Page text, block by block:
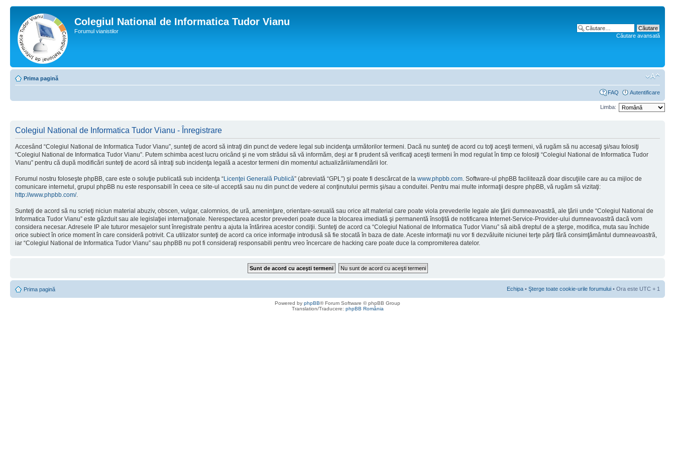
Colegiul National de Informatica Tudor Vianu
Forumul vianistilor
Căutare avansată
Prima pagină
FAQ Autentificare
Limba:
Colegiul National de Informatica Tudor Vianu - Înregistrare
Accesând “Colegiul National de Informatica Tudor Vianu”, sunteţi de acord să intraţi din punct de vedere legal sub incidenţa următorilor termeni. Dacă nu sunteţi de acord cu toţi aceşti termeni, vă rugăm să nu accesaţi şi/sau folosiţi
“Colegiul National de Informatica Tudor Vianu”. Putem schimba acest lucru oricând şi ne vom strădui să vă informăm, deşi ar fi prudent să verificaţi aceşti termeni în mod regulat în timp ce folosiţi “Colegiul National de Informatica Tudor
Vianu” pentru că după modificări sunteţi de acord să intraţi sub incidenţa legală a acestor termeni din momentul actualizării/amendării lor.
Forumul nostru foloseşte phpBB, care este o soluţie publicată sub incidenţa “Licenţei Generală Publică” (abreviată “GPL”) şi poate fi descărcat de la www.phpbb.com . Software-ul phpBB facilitează doar discuţiile care au ca mijloc de
comunicare internetul, grupul phpBB nu este responsabill în ceea ce site-ul acceptă sau nu din punct de vedere al conţinutului permis şi/sau a conduitei. Pentru mai multe informaţii despre phpBB, vă rugăm să vizitaţi:
http://www.phpbb.com/.
Sunteţi de acord să nu scrieţi niciun material abuziv, obscen, vulgar, calomnios, de ură, ameninţare, orientare-sexuală sau orice alt material care poate viola prevederile legale ale ţării dumneavoastră, ale ţării unde “Colegiul National de
Informatica Tudor Vianu” este găzduit sau ale legislaţiei internaţionale. Nerespectarea acestor prevederi poate duce la blocarea imediată şi permanentă însoţită de notificarea Internet-Service-Provider-ului dumneavoastră dacă vom
considera necesar. Adresele IP ale tuturor mesajelor sunt înregistrate pentru a ajuta la întărirea acestor condiţii. Sunteţi de acord ca “Colegiul National de Informatica Tudor Vianu” să aibă dreptul de a şterge, modifica, muta sau închide
orice subiect în orice moment în care consideră potrivit. Ca utilizator sunteţi de acord ca orice informaţie introdusă să fie stocată în baza de date. Aceste informaţii nu vor fi dezvăluite niciunei terţe părţi fără consimţământul dumneavoastră,
iar “Colegiul National de Informatica Tudor Vianu” sau phpBB nu pot fi consideraţi responsabili pentru vreo încercare de hacking care poate duce la compromiterea datelor.
Prima pagină Echipa • Şterge toate cookie-urile forumului • Ora este UTC + 1
Powered by phpBB® Forum Software © phpBB Group
Translation/Traducere: phpBB România